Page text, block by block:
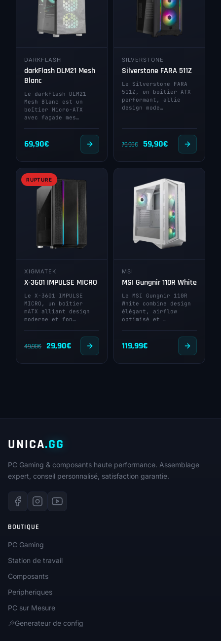
DARKFLASH
darkFlash DLM21 Mesh
Blanc
Le darkFlash DLM21
Mesh Blanc est un
boîtier Micro-ATX
avec façade mes…
69,90€
SILVERSTONE
Silverstone FARA 511Z
Le Silverstone FARA
511Z, un boîtier ATX
performant, allie
design mode…
79,90€
Le
initial
était :
79,90€.
59,90€
prix
actuel
est :
59,90€.
RUPTURE
XIGMATEK
X-3601 IMPULSE MICRO
Le X-3601 IMPULSE
MICRO, un boîtier
mATX alliant design
moderne et fon…
49,90€
Le
29,90€
prix
MSI
MSI Gungnir 110R White
Le MSI Gungnir 110R
White combine design
élégant, airflow
optimisé et …
119,99€
UNICA.GG
PC Gaming & composants haute performance. Assemblage
expert, conseil personnalisé, satisfaction garantie.
BOUTIQUE
PC Gaming
Station de travail
Composants
Peripheriques
PC sur Mesure
Generateur de config